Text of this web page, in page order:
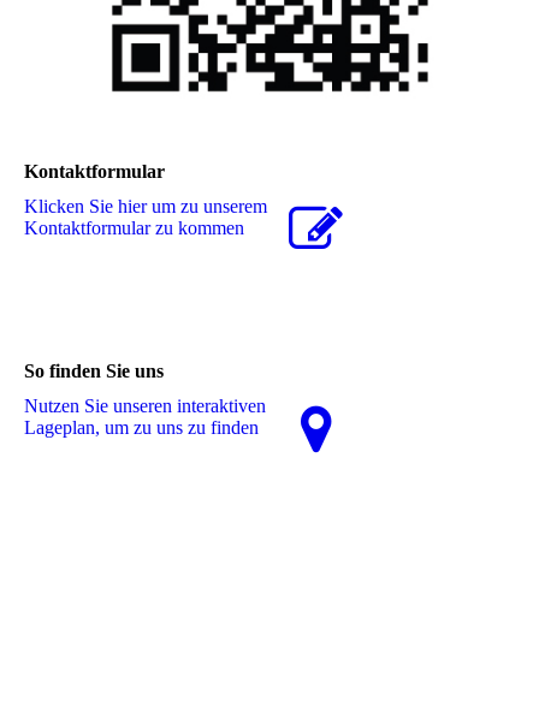
Kontaktformular
Klicken Sie hier um zu unserem
Kon­takt­for­mu­lar zu kommen
So finden Sie uns
Nutzen Sie unseren interaktiven
La­ge­plan, um zu uns zu finden